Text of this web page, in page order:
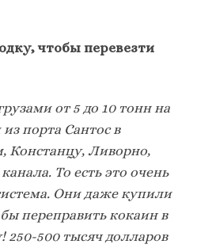
чтобы перевезти
от 5 до 10 тонн на
порта Сантос в
Констанцу, Ливорно,
То есть это очень
Они даже купили
переправить кокаин в
500 тысяч долларов